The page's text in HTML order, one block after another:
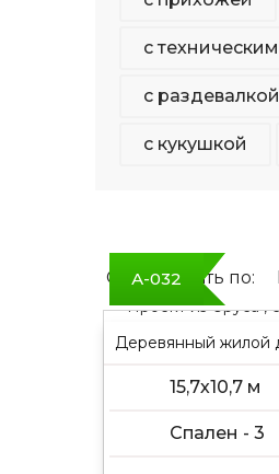
с
с раздевалкой
с кукушкой
Сортировать по:
Проект из бруса ,
с
А-032
Деревянный жилой
15,7х10,7 м
Спален - 3